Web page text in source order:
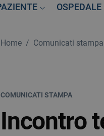
OSPEDALE
Home / Comunicati stampa
COMUNICATI STAMPA
Incontro